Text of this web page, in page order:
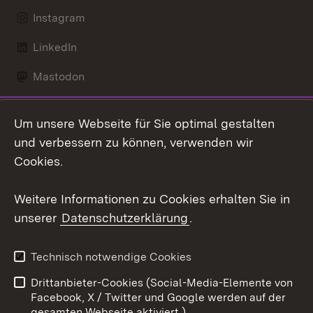
Instagram
LinkedIn
Mastodon
X / Twitter
Youtube
Kontakt
Datenschutz
Barrierefreiheit
Impressum Cookies
Um unsere Webseite für Sie optimal gestalten
und verbessern zu können, verwenden wir
Cookies.
Weitere Informationen zu Cookies erhalten Sie in
unserer Datenschutzerklärung.
Technisch notwendige Cookies
Drittanbieter-Cookies (Social-Media-Elemente von
Facebook, X / Twitter und Google werden auf der